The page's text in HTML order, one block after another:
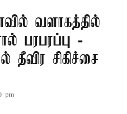
வளாகத்தில்
பரபரப்பு -
தீவிர சிகிச்சை
pm